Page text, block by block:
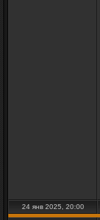
24 янв 2025, 20:00